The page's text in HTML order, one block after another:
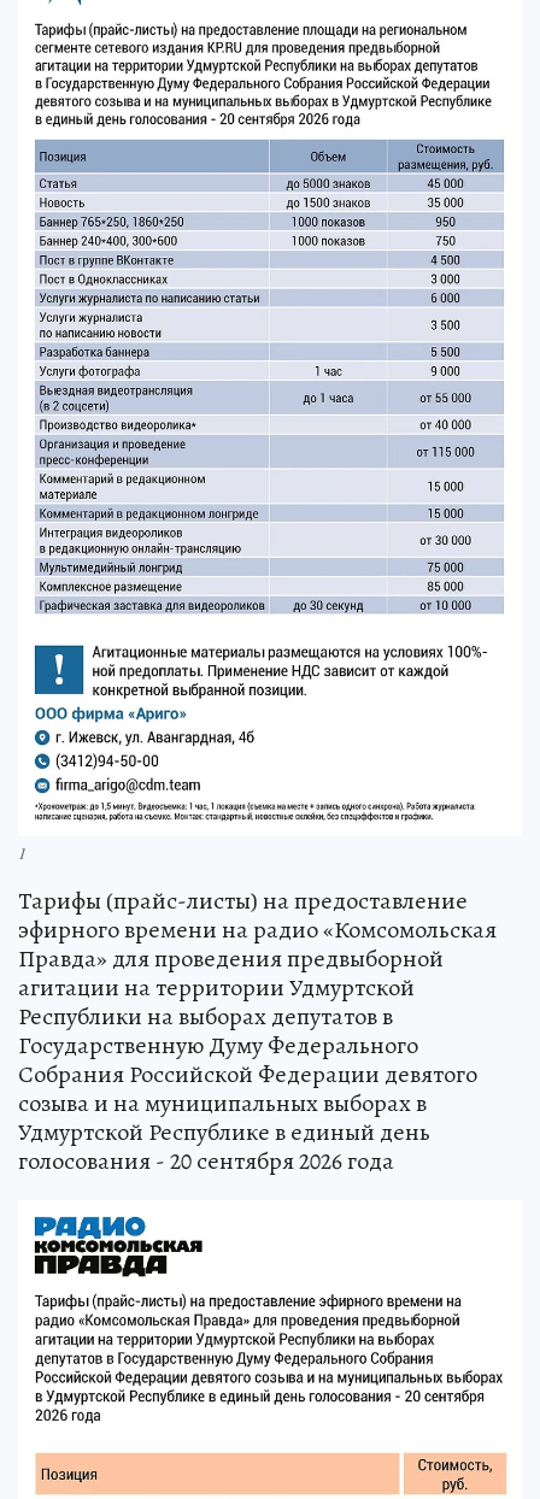
1
Тарифы (прайс-листы) на предоставление
эфирного времени на радио «Комсомольская
Правда» для проведения предвыборной
агитации на территории Удмуртской
Республики на выборах депутатов в
Государственную Думу Федерального
Собрания Российской Федерации девятого
созыва и на муниципальных выборах в
Удмуртской Республике в единый день
голосования - 20 сентября 2026 года